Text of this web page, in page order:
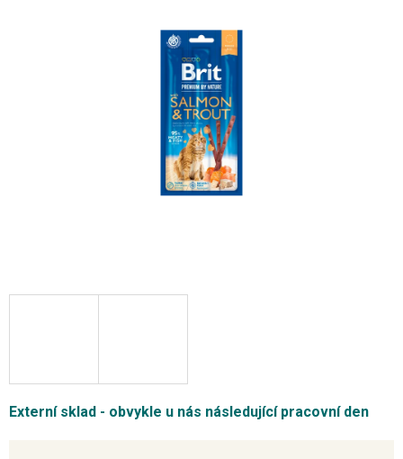
Externí sklad - obvykle u nás následující pracovní den